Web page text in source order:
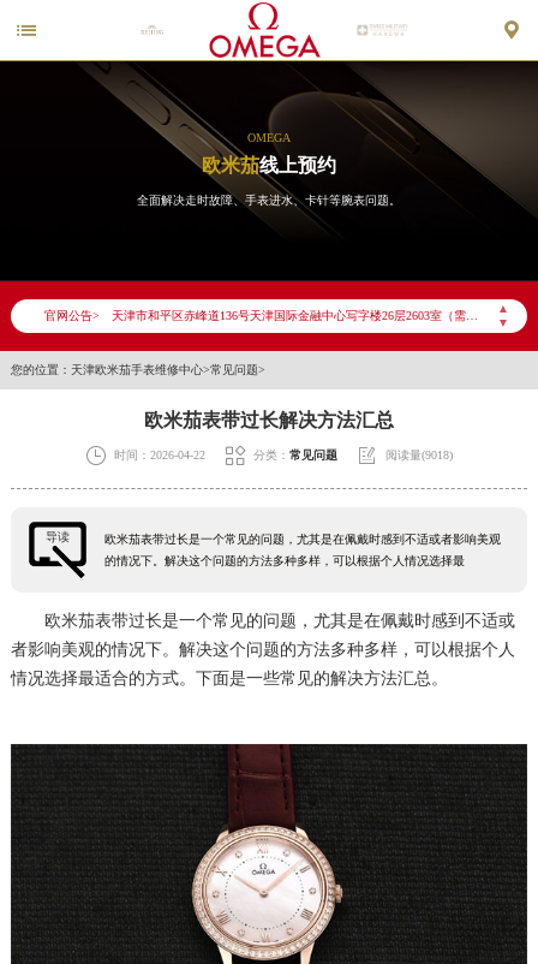
 
OMEGA
欧米茄线上预约
全面解决走时故障、手表进水、卡针等腕表问题。
官网公告>
▲
▼
2026年6月欧米茄天津市售后服务网络优化升级公告
2026年6月欧米茄售后服务中心最新网点地址：
天津市和平区赤峰道136号天津国际金融中心写字楼26层2603室（需提前预约）
天津市和平区赤峰道136号天津国际金融中心26层2603室欧米茄售后服务中心（需提前预约）
您的位置： 天津欧米茄手表维修中心>常见问题>
欧米茄表带过长解决方法汇总
 时间：2026-04-22  分类： 常见问题  阅读量(9018)
导读
欧米茄表带过长是一个常见的问题，尤其是在佩戴时感到不适或者影响美观
的情况下。解决这个问题的方法多种多样，可以根据个人情况选择最
欧米茄表带过长是一个常见的问题，尤其是在佩戴时感到不适或
者影响美观的情况下。解决这个问题的方法多种多样，可以根据个人
情况选择最适合的方式。下面是一些常见的解决方法汇总。